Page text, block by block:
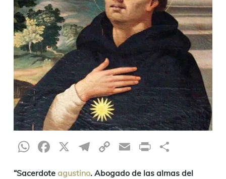
WhatsApp
Facebook
X Telegram
CopyEmailPrint
“Sacerdote agustino. Abogado de las almas del